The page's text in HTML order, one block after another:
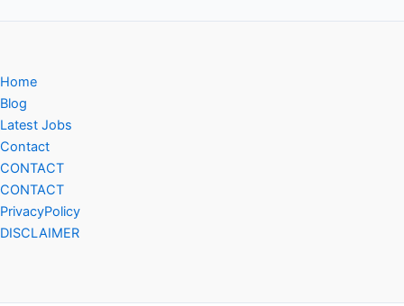
Home
Blog
Latest Jobs
Contact
CONTACT
CONTACT
PrivacyPolicy
DISCLAIMER